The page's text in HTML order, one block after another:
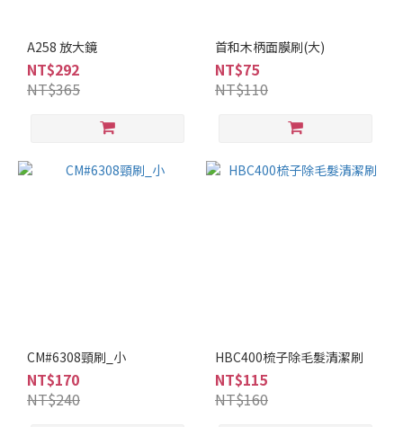
A258 放大鏡
NT$292
NT$365
首和木柄面膜刷(大)
NT$75
NT$110
CM#6308頸刷_小
NT$170
NT$240
HBC400梳子除毛髮清潔刷
NT$115
NT$160